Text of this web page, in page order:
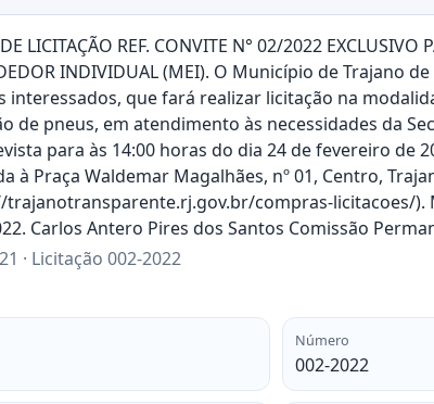
LICITAÇÃO REF. CONVITE N° 02/2022 EXCLUSIVO
INDIVIDUAL (MEI). O Município de
interessados, que fará realizar licitação na
de pneus, em atendimento às necessidades da
para às 14:00 horas do dia 24 de fevereiro de
à Praça Waldemar Magalhães, nº 01, Centro,
compras-licitacoes/).
Carlos Antero Pires dos Santos Comissão
· Licitação 002-2022
Número
002-2022